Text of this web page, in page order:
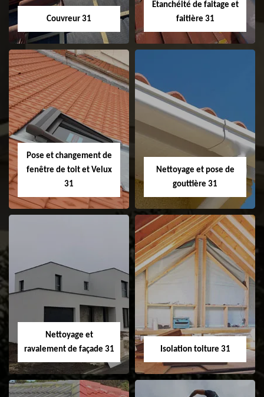
Couvreur 31
Couvreur 31
Etanchéité de faitage et
faitière 31
Etanchéité de
faitage et faitière
31
Pose et changement de
fenêtre de toit et Velux
31
Pose et
changement de
fenêtre de toit et
Velux 31
Nettoyage et pose de
gouttière 31
Nettoyage et pose
Nettoyage et
ravalement de façade 31
Isolation toiture 31